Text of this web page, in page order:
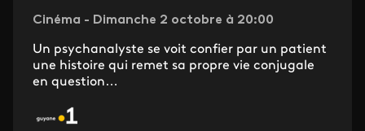
Cinéma - Dimanche 2 octobre à 20:00
Un psychanalyste se voit confier par un patient
une histoire qui remet sa propre vie conjugale
en question…